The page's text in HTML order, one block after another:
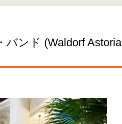
バンド (Waldorf Astoria